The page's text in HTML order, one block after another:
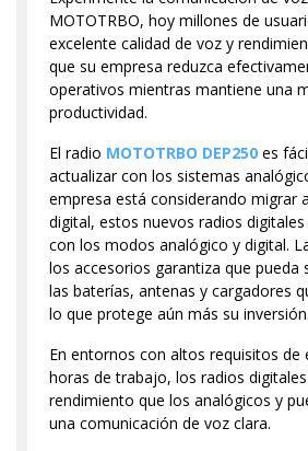
MOTOTRBO, hoy millones de
excelente calidad de voz y
que su empresa reduzca
operativos mientras mantiene una
productividad.
El radio MOTOTRBO DEP250 es
actualizar con los sistemas
empresa está considerando migrar
digital, estos nuevos radios
con los modos analógico y digital.
los accesorios garantiza que pueda
las baterías, antenas y cargadores
lo que protege aún más su inversión.
En entornos con altos requisitos de
horas de trabajo, los radios
rendimiento que los analógicos y
una comunicación de voz clara.